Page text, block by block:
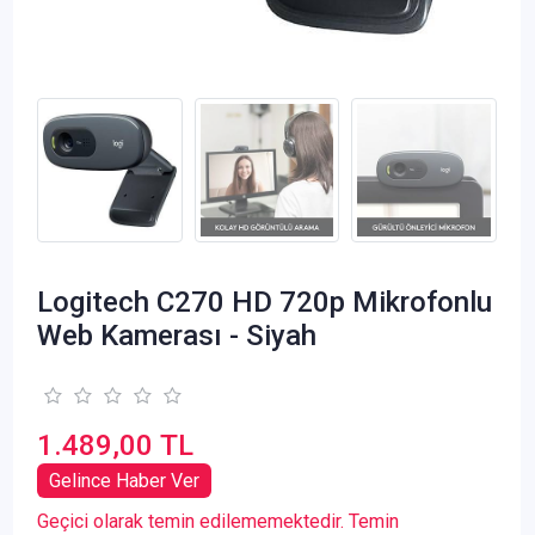
Logitech C270 HD 720p Mikrofonlu
Web Kamerası - Siyah
1.489,00 TL
Gelince Haber Ver
Geçici olarak temin edilememektedir. Temin